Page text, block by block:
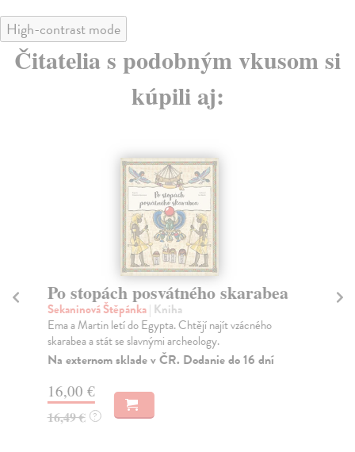
High-contrast mode
Čitatelia s podobným vkusom si
kúpili aj:
Po stopách posvátného skarabea
Sekaninová Štěpánka| Kniha
Ema a Martin letí do Egypta. Chtějí najít vzácného
skarabea a stát se slavnými archeology.
Na externom sklade v ČR. Dodanie do 16 dní
16,00 €
16,49 € ?